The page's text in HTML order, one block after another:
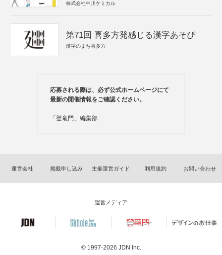
株式会社中川ケミカル
第71回 喜多方発感じる漢字あそび
漢字のまち喜多方
応募される際は、必ず公式ホームページにて
最新の開催情報をご確認ください。
「登竜門」編集部
運営会社 掲載申し込み 主催運営ガイド 利用規約 お問い合わせ
運営メディア
© 1997-2026 JDN Inc.